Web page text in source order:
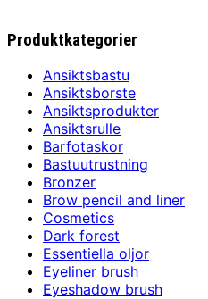
Produktkategorier
Ansiktsbastu
Ansiktsborste
Ansiktsprodukter
Ansiktsrulle
Barfotaskor
Bastuutrustning
Bronzer
Brow pencil and liner
Cosmetics
Dark forest
Essentiella oljor
Eyeliner brush
Eyeshadow brush